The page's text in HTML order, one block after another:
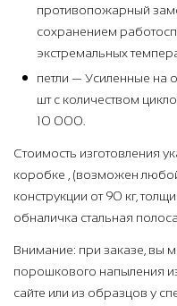
противопожарный
сохранением
экстремальных
петли — Усиленные на
шт с количеством
10 000.
Стоимость изготовления
коробке , (возможен
конструкции от 90 кг,
обналичка стальная
Внимание: при заказе, вы
порошкового напыления
сайте или из образцов у